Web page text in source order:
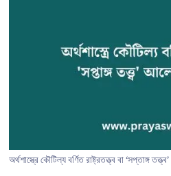
অর্থশাস্ত্রে কৌটিল্য বর্ণিত রাষ্ট্রতত্ত্ব বা ‘সপ্তাঙ্গ